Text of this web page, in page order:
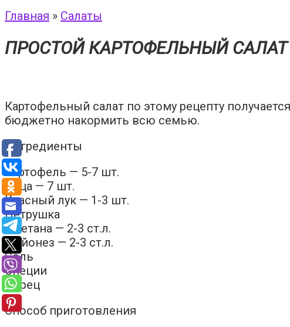
Главная » Салаты
ПРОСТОЙ КАРТОФЕЛЬНЫЙ САЛАТ
Картофельный салат по этому рецепту
бюджетно накормить всю семью.
Ингредиенты
Картофель — 5-7 шт.
Яйца — 7 шт.
Красный лук — 1-3 шт.
Петрушка
Сметана — 2-3 ст.л.
Майонез — 2-3 ст.л.
Соль
Специи
Перец
Способ приготовления